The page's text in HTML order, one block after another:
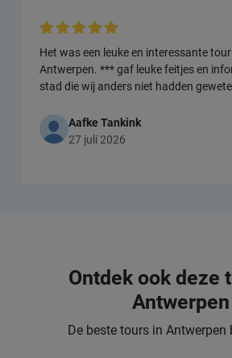
Het was een leuke en interessante
Antwerpen. *** gaf leuke feitjes en
stad die wij anders niet hadden
Aafke Tankink
27 juli 2026
Ontdek ook deze
Antwerpen
De beste tours in Antwerpen